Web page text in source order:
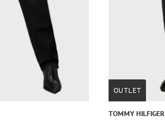
OUTLET
TOMMY HILFIGER